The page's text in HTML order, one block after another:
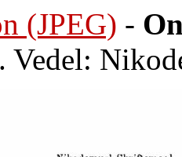
(JPEG) -
Vedel: